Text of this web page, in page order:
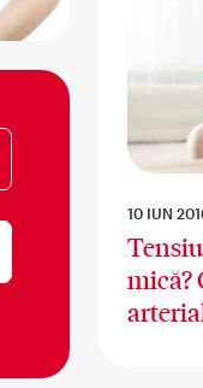
10 IUN
mică?